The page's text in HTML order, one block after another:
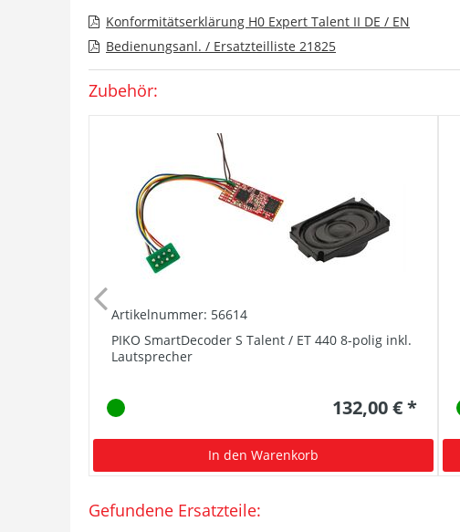
Konformitätserklärung H0 Expert Talent II DE / EN
Bedienungsanl. / Ersatzteilliste 21825
Zubehör:
Artikelnummer: 56614
PIKO SmartDecoder S Talent / ET 440 8-polig inkl.
Lautsprecher
132,00 € *
In den Warenkorb
Gefundene Ersatzteile: